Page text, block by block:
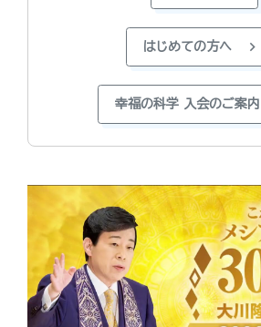
はじめての方へ chevron_right
幸福の科学 入会のご案内